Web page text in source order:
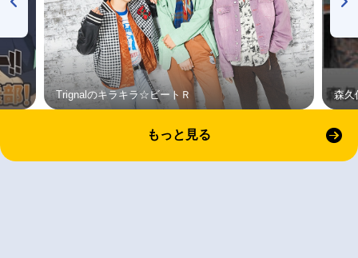
Trignalのキラキラ☆ビートＲ 森久
もっと見る